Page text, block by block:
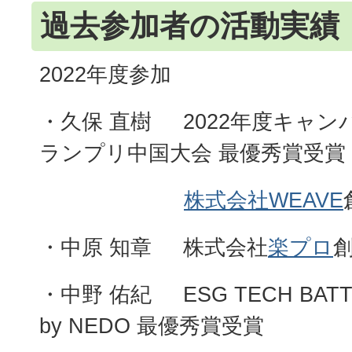
過去参加者の活動実績
2022年度参加
・久保 直樹 2022年度キャン
ランプリ中国大会 最優秀賞受賞
株式会社WEAVE
・中原 知章 株式会社楽プロ
・中野 佑紀 ESG TECH
by NEDO 最優秀賞受賞